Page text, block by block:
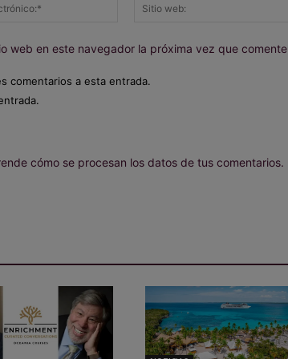
web en este navegador la próxima vez que
comentarios a esta entrada.
cómo se procesan los datos de tus comentarios.